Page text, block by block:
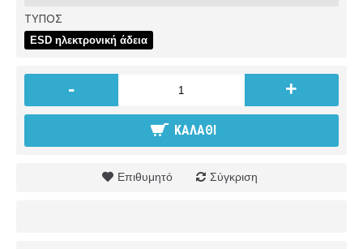
ΤΥΠΟΣ
ESD ηλεκτρονική άδεια
- +
ΚΑΛΆΘΙ
Επιθυμητό Σύγκριση